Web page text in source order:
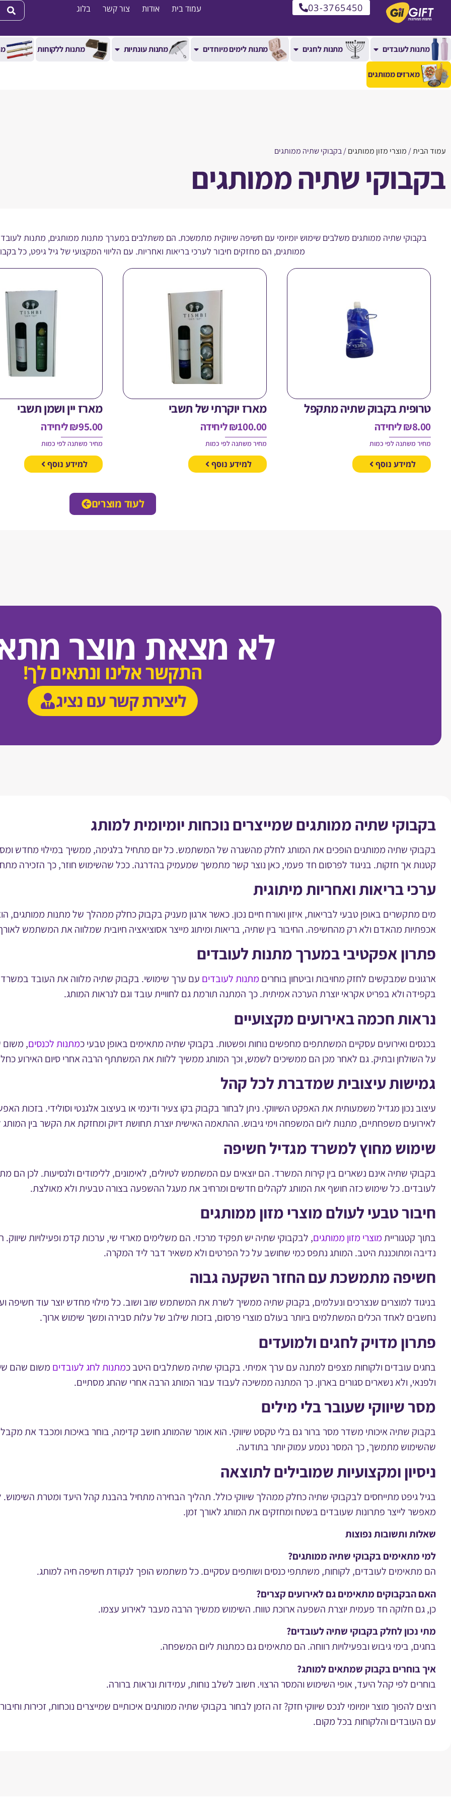
03-3765450 עמוד בית אודות צור קשר בלוג
מתנות לעובדים מתנות לחגים מתנות לימים מיוחדים מתנות עונתיות מתנות ללקוחות
מארזים ממותגים
עמוד הבית/ מוצרי מזון ממותגים/ בקבוקי שתיה ממותגים
בקבוקי שתיה ממותגים
בקבוקי שתיה ממותגים משלבים שימוש יומיומי עם חשיפה שיווקית מתמשכת. הם משתלבים במערך מתנות ממותגים, מתנות
ממותגים, הם מחזקים חיבור לערכי בריאות ואחריות. עם הליווי המקצועי של גיל גיפט, כל
טרופית בקבוק שתיה מתקפל
₪8.00 ליחידה
מחיר משתנה לפי כמות
למידע נוסף
מארז יוקרתי של תשבי
₪100.00 ליחידה
מחיר משתנה לפי כמות
למידע נוסף
מארז יין ושמן תשבי
₪95.00 ליחידה
מחיר משתנה לפי כמות
למידע נוסף
לעוד מוצרים
לא מצאת מוצר
התקשר אלינו ונתאים לך!
ליצירת קשר עם נציג
בקבוקי שתיה ממותגים שמייצרים נוכחות יומיומית למותג
בקבוקי שתיה ממותגים הופכים את המותג לחלק מהשגרה של המשתמש. כל יום מתחיל בלגימה, ממשיך במילוי מחדש
קטנות אך חזקות. בניגוד לפרסום חד פעמי, כאן נוצר קשר מתמשך שמעמיק בהדרגה. ככל שהשימוש חוזר, כך הזכירה
ערכי בריאות ואחריות מיתוגית
מים מתקשרים באופן טבעי לבריאות, איזון ואורח חיים נכון. כאשר ארגון מעניק בקבוק כחלק ממהלך של מתנות ממותגים,
אכפתיות מהאדם ולא רק מהחשיפה. החיבור בין שתיה, בריאות ומיתוג מייצר אסוציאציה חיובית שמלווה את המשתמש
פתרון אפקטיבי במערך מתנות לעובדים
ארגונים שמבקשים לחזק מחויבות וביטחון בוחרים מתנות לעובדים עם ערך שימושי. בקבוק שתיה מלווה את העובד
בקפידה ולא בפריט אקראי יוצרת הערכה אמיתית. כך המתנה תורמת גם לחוויית עובד וגם לנראות המותג.
נראות חכמה באירועים מקצועיים
בכנסים ואירועים עסקיים המשתתפים מחפשים נוחות ופשטות. בקבוקי שתיה מתאימים באופן טבעי כמתנות לכנסים, משום
על השולחן ובתיק. גם לאחר מכן הם ממשיכים לשמש, וכך המותג ממשיך ללוות את המשתתף הרבה אחרי סיום האירוע
גמישות עיצובית שמדברת לכל קהל
עיצוב נכון מגדיל משמעותית את האפקט השיווקי. ניתן לבחור בקבוק בקו צעיר ודינמי או בעיצוב אלגנטי וסולידי. בזכות
לאירועים משפחתיים, מתנות ליום המשפחה וימי גיבוש. ההתאמה האישית יוצרת תחושת דיוק ומחזקת את הקשר בין
שימוש מחוץ למשרד מגדיל חשיפה
בקבוקי שתיה אינם נשארים בין קירות המשרד. הם יוצאים עם המשתמש לטיולים, לאימונים, ללימודים ולנסיעות. לכן הם
לעובדים. כל שימוש כזה חושף את המותג לקהלים חדשים ומרחיב את מעגל ההשפעה בצורה טבעית ולא מאולצת.
חיבור טבעי לעולם מוצרי מזון ממותגים
בתוך קטגורייתמוצרי מזון ממותגים, לבקבוקי שתיה יש תפקיד מרכזי. הם משלימים מארזי שי, ערכות קדמ ופעילויות שיווק.
נדיבה ומתוכננת היטב. המותג נתפס כמי שחושב על כל הפרטים ולא משאיר דבר ליד המקרה.
חשיפה מתמשכת עם החזר השקעה גבוה
בניגוד למוצרים שנצרכים ונעלמים, בקבוק שתיה ממשיך לשרת את המשתמש שוב ושוב. כל מילוי מחדש יוצר עוד חשיפה
נחשבים לאחד הכלים המשתלמים ביותר בעולם מוצרי פרסום, בזכות שילוב של עלות סבירה ומשך שימוש ארוך.
פתרון מדויק לחגים ולמועדים
בחגים עובדים ולקוחות מצפים למתנה עם ערך אמיתי. בקבוקי שתיה משתלבים היטב כמתנות לחג לעובדים משום שהם
ולפנאי, ולא נשארים סגורים בארון. כך המתנה ממשיכה לעבוד עבור המותג הרבה אחרי שהחג מסתיים.
מסר שיווקי שעובר בלי מילים
בקבוק שתיה איכותי משדר מסר ברור גם בלי טקסט שיווקי. הוא אומר שהמותג חושב קדימה, בוחר באיכות ומכבד את
שהשימוש מתמשך, כך המסר נטמע עמוק יותר בתודעה.
ניסיון ומקצועיות שמובילים לתוצאה
בגיל גיפט מתייחסים לבקבוקי שתיה כחלק ממהלך שיווקי כולל. תהליך הבחירה מתחיל בהבנת קהל היעד ומטרת
מאפשר לייצר פתרונות שעובדים בשטח ומחזקים את המותג לאורך זמן.
שאלות ותשובותנפוצות
למי מתאימים בקבוקי שתיה ממותגים?
הם מתאימים לעובדים, לקוחות, משתתפי כנסים ושותפים עסקיים. כל משתמש הופך לנקודת חשיפה חיה למותג.
האם הבקבוקים מתאימים גם לאירועים קצרים?
כן, גם חלוקה חד פעמית יוצרת השפעה ארוכת טווח. השימוש ממשיך הרבה מעבר לאירוע עצמו.
מתי נכון לחלק בקבוקי שתיה לעובדים?
בחגים, בימי גיבוש ובפעילויות רווחה. הם מתאימים גם כמתנות ליום המשפחה.
איך בוחרים בקבוק שמתאים למותג?
בוחרים לפי קהל היעד, אופי השימוש והמסר הרצוי. חשוב לשלב נוחות, עמידות ונראות ברורה.
רוצים להפוך מוצר יומיומי לנכס שיווקי חזק? זה הזמן לבחור בקבוקי שתיה ממותגים איכותיים שמייצרים נוכחות, זכירות
עם העובדים והלקוחות בכל מקום.